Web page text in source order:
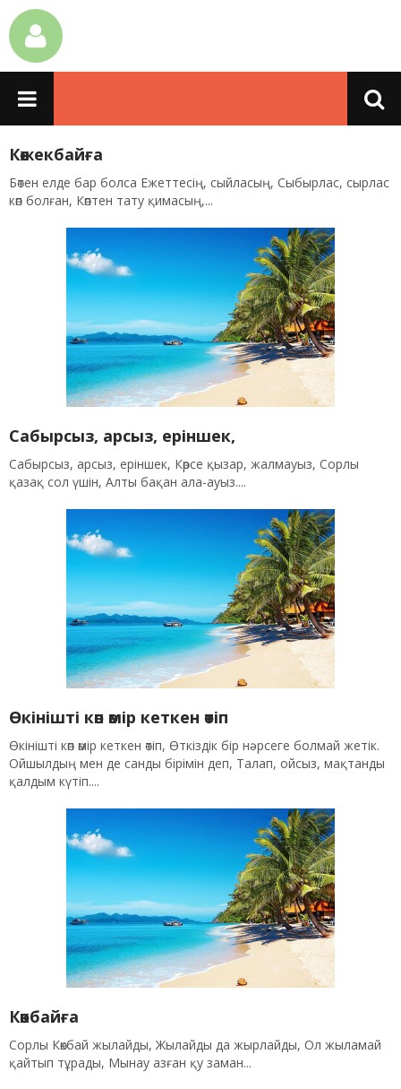
Көжекбайға
Бөтен елде бар болса Ежеттесің, сыйласың, Сыбырлас, сырлас
көп болған, Көптен тату қимасың,...
Сабырсыз, арсыз, еріншек,
Сабырсыз, арсыз, еріншек, Көрсе қызар, жалмауыз, Сорлы
қазақ сол үшін, Алты бақан ала-ауыз....
Өкінішті көп өмір кеткен өтіп
Өкінішті көп өмір кеткен өтіп, Өткіздік бір нәрсеге болмай жетік.
Ойшылдың мен де санды бірімін деп, Талап, ойсыз, мақтанды
қалдым күтіп....
Көкбайға
Сорлы Көкбай жылайды, Жылайды да жырлайды, Ол жыламай
қайтып тұрады, Мынау азған қу заман...